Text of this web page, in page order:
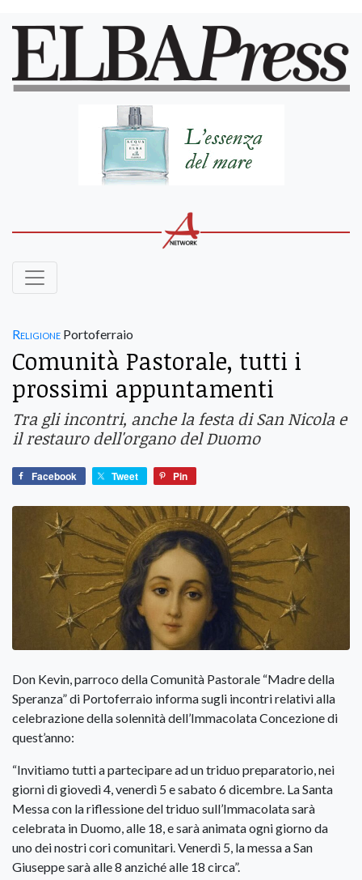
Religione Portoferraio
Comunità Pastorale, tutti i
prossimi appuntamenti
Tra gli incontri, anche la festa di San Nicola e
il restauro dell'organo del Duomo
Facebook Tweet Pin
Don Kevin, parroco della Comunità Pastorale “Madre della
Speranza” di Portoferraio informa sugli incontri relativi alla
celebrazione della solennità dell’Immacolata Concezione di
quest’anno:
“Invitiamo tutti a partecipare ad un triduo preparatorio, nei
giorni di giovedì 4, venerdì 5 e sabato 6 dicembre. La Santa
Messa con la riflessione del triduo sull’Immacolata sarà
celebrata in Duomo, alle 18, e sarà animata ogni giorno da
uno dei nostri cori comunitari. Venerdì 5, la messa a San
Giuseppe sarà alle 8 anziché alle 18 circa”.